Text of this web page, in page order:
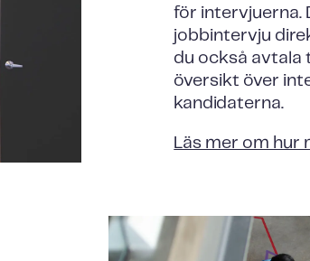
för intervjuerna.
jobbintervju
du också avtala
översikt över
kandidaterna.
Läs mer om hur